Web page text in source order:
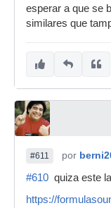
esperar a que se
similares que
#611 por
#610 quiza este
https://